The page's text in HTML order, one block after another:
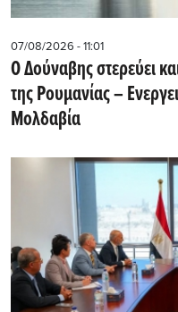
07/08/2026 - 11:01
Ο Δούναβης στερεύει
της Ρουμανίας –
Μολδαβία